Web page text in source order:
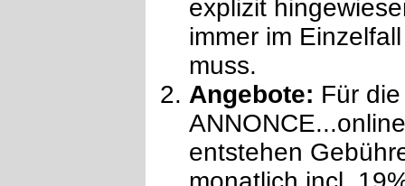
explizit
immer im
muss.
Angebote: Für
entstehen